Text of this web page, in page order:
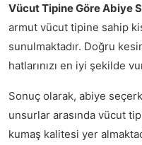
Vücut Tipine Göre Abiye
armut vücut tipine sahip
sunulmaktadır. Doğru
hatlarınızı en iyi şekilde
Sonuç olarak, abiye
unsurlar arasında vücut
kumaş kalitesi yer